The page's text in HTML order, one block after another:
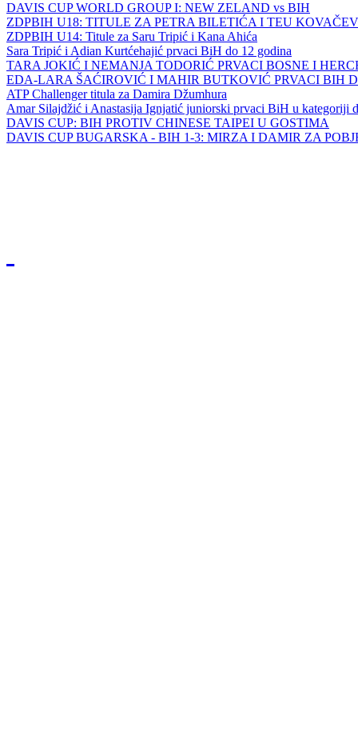
DAVIS CUP WORLD GROUP I: NEW ZELAND vs BIH
ZDPBIH U18: TITULE ZA PETRA BILETIĆA I TEU
ZDPBIH U14: Titule za Saru Tripić i Kana Ahića
Sara Tripić i Adian Kurtćehajić prvaci BiH do 12 godina
TARA JOKIĆ I NEMANJA TODORIĆ PRVACI BOSNE I
EDA-LARA ŠAĆIROVIĆ I MAHIR BUTKOVIĆ PRVACI BIH
ATP Challenger titula za Damira Džumhura
Amar Silajdžić i Anastasija Ignjatić juniorski prvaci BiH u kategoriji
DAVIS CUP: BIH PROTIV CHINESE TAIPEI U GOSTIMA
DAVIS CUP BUGARSKA - BIH 1-3: MIRZA I DAMIR ZA